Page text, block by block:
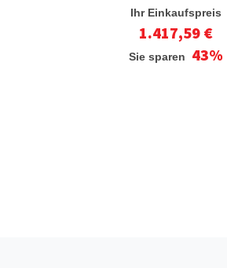
Ihr Einkaufspreis
1.417,59 €
Sie sparen 43%